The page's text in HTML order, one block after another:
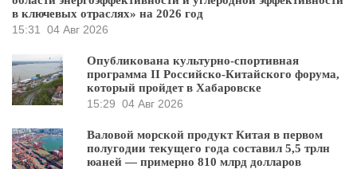
в ключевых отраслях» на 2026 год
15:31
04 Авг 2026
Опубликована культурно-спортивная
программа II Российско-Китайского форума,
который пройдет в Хабаровске
15:29 04 Авг 2026
Валовой морской продукт Китая в первом
полугодии текущего года составил 5,5 трлн
юаней — примерно 810 млрд долларов